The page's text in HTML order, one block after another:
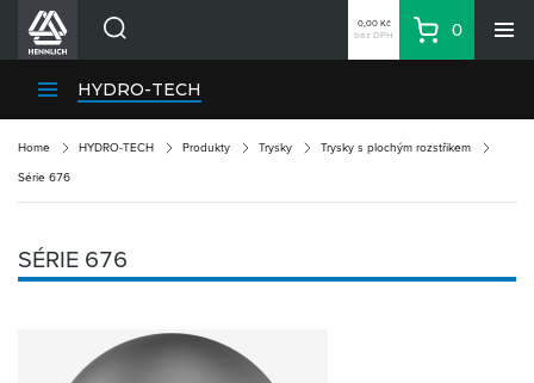
Divize HENNLICH
Blog
Kariéra
O firmě
0,00 Kč
bez DPH
Košík
0
HYDRO-TECH
Home HYDRO-TECH Produkty Trysky Trysky s plochým rozstřikem
Série 676
SÉRIE 676